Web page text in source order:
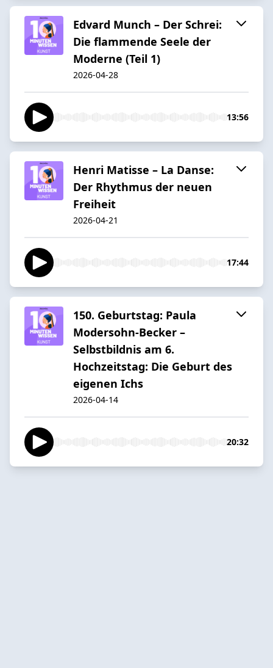
Edvard Munch – Der Schrei:
Die flammende Seele der
Moderne (Teil 1)
2026-04-28
13:56
Henri Matisse – La Danse:
Der Rhythmus der neuen
Freiheit
2026-04-21
17:44
150. Geburtstag: Paula
Modersohn-Becker –
Selbstbildnis am 6.
Hochzeitstag: Die Geburt des
eigenen Ichs
2026-04-14
20:32